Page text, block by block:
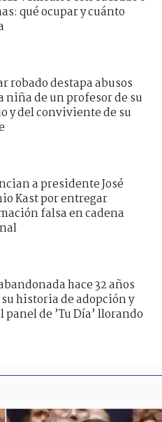
qué ocupar y cuánto
robado destapa abusos
niña de un profesor de su
y del conviviente de su
a presidente José
Kast por entregar
falsa en cadena
hace 32 años
historia de adopción y
panel de ’Tu Día’ llorando